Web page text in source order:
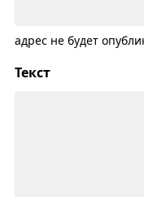
адрес не будет
Текст